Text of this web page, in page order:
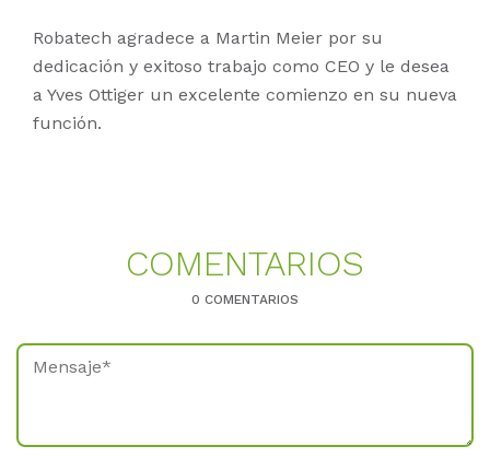
Robatech agradece a Martin Meier por su
dedicación y exitoso trabajo como CEO y le desea
a Yves Ottiger un excelente comienzo en su nueva
función.
CO­MEN­TA­RI­OS
0 COMENTARIOS